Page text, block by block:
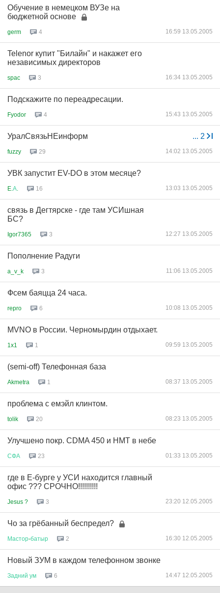
Обучение в немецком ВУЗе на
бюджетной основе
germ 4 16:59 13.05.2005
Telenor купит "Билайн" и накажет его
независимых директоров
spac 3 16:34 13.05.2005
Подскажите по переадресации.
Fyodor 4 15:43 13.05.2005
... 2
УралСвязьНЕинформ
fuzzy 29 14:02 13.05.2005
УВК запустит EV-DO в этом месяце?
E. А 16 13:03 13.05.2005
связь в Дегтярске - где там УСИшная
БС?
Igor7365 3 12:27 13.05.2005
Пополнение Радуги
a_v_k 3 11:06 13.05.2005
Фсем баяцца 24 часа.
repro 6 10:08 13.05.2005
MVNO в России. Черномырдин отдыхает.
1x1 1 09:59 13.05.2005
(semi-off) Телефонная база
Akmetra 1 08:37 13.05.2005
проблема с емэйл клинтом.
tolik 20 08:23 13.05.2005
Улучшено покр. CDMA 450 и НМТ в небе
СФА 23 01:33 13.05.2005
где в Е-бурге у УСИ находится главный
офис ??? СРОЧНО!!!!!!!!!!
Jesus ? 3 23:20 12.05.2005
Чо за грёбанный беспредел?
Мастор-батыр 2 16:30 12.05.2005
Новый ЗУМ в каждом телефонном звонке
Задний ум 6 14:47 12.05.2005